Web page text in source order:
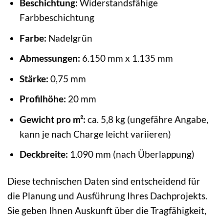
Beschichtung: Widerstandsfähige
Farbbeschichtung
Farbe: Nadelgrün
Abmessungen: 6.150 mm x 1.135 mm
Stärke: 0,75 mm
Profilhöhe: 20 mm
Gewicht pro m²: ca. 5,8 kg (ungefähre Angabe,
kann je nach Charge leicht variieren)
Deckbreite: 1.090 mm (nach Überlappung)
Diese technischen Daten sind entscheidend für
die Planung und Ausführung Ihres Dachprojekts.
Sie geben Ihnen Auskunft über die Tragfähigkeit,